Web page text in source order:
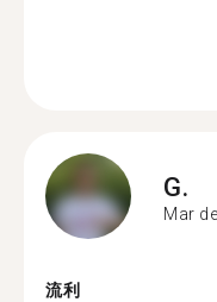
G.
Mar
流利